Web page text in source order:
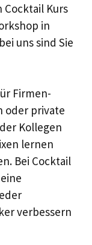
Cocktail Kurs
in
uns sind Sie
Firmen-
oder private
Kollegen
lernen
Bei Cocktail
verbessern